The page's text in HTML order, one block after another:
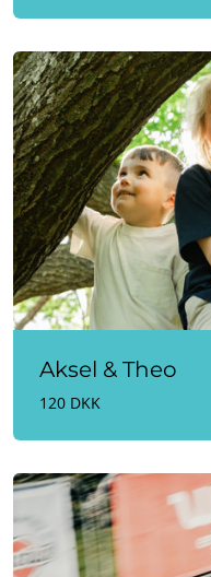
Aksel & Theo
120 DKK